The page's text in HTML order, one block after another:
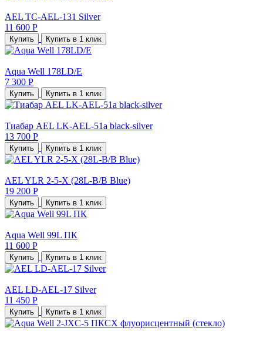
AEL TC-AEL-131 Silver
11 600 Р
Купить Купить в 1 клик
Aqua Well 178LD/E
7 300 Р
Купить Купить в 1 клик
Тиабар AEL LK-AEL-51a black-silver
13 700 Р
Купить Купить в 1 клик
AEL YLR 2-5-X (28L-B/B Blue)
19 200 Р
Купить Купить в 1 клик
Aqua Well 99L ПК
11 600 Р
Купить Купить в 1 клик
AEL LD-AEL-17 Silver
11 450 Р
Купить Купить в 1 клик